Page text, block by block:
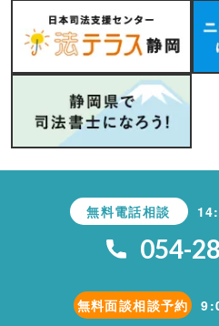
無料電話相談
054-
無料面談相談予約